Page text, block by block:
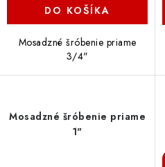
DO KOŠÍKA
Mosadzné šróbenie priame
3/4"
Mosadzné šróbenie priame
1"